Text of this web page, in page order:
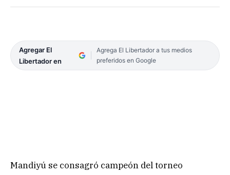
Agregar El
Libertador en
Agrega El Libertador a tus medios
preferidos en Google
Mandiyú se consagró campeón del torneo